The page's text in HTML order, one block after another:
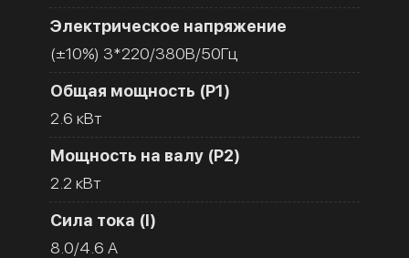
Электрическое напряжение
(±10%) 3*220/380В/50Гц
Общая мощность (Р1)
2.6 кВт
Мощность на валу (Р2)
2.2 кВт
Сила тока (I)
8.0/4.6 A